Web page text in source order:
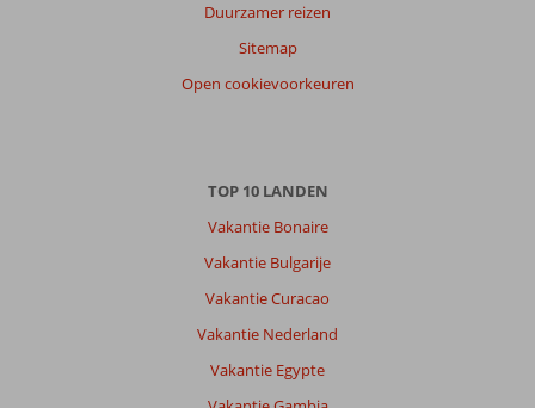
Duurzamer reizen
Sitemap
Open cookievoorkeuren
TOP 10 LANDEN
Vakantie Bonaire
Vakantie Bulgarije
Vakantie Curacao
Vakantie Nederland
Vakantie Egypte